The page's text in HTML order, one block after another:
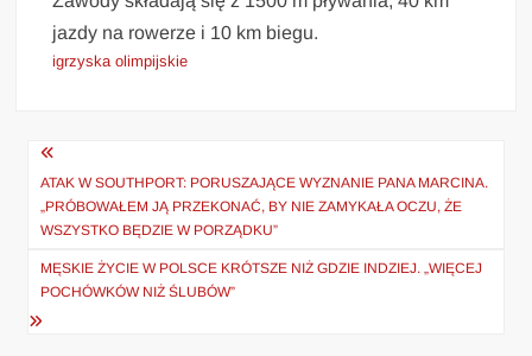
jazdy na rowerze i 10 km biegu.
igrzyska olimpijskie
Nawigacja
wpisu
ATAK W SOUTHPORT: PORUSZAJĄCE WYZNANIE PANA MARCINA.
„PRÓBOWAŁEM JĄ PRZEKONAĆ, BY NIE ZAMYKAŁA OCZU, ŻE
WSZYSTKO BĘDZIE W PORZĄDKU”
MĘSKIE ŻYCIE W POLSCE KRÓTSZE NIŻ GDZIE INDZIEJ. „WIĘCEJ
POCHÓWKÓW NIŻ ŚLUBÓW”